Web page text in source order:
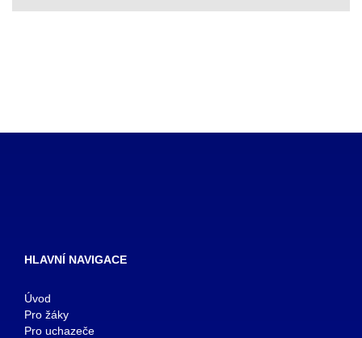
HLAVNÍ NAVIGACE
Úvod
Pro žáky
Pro uchazeče